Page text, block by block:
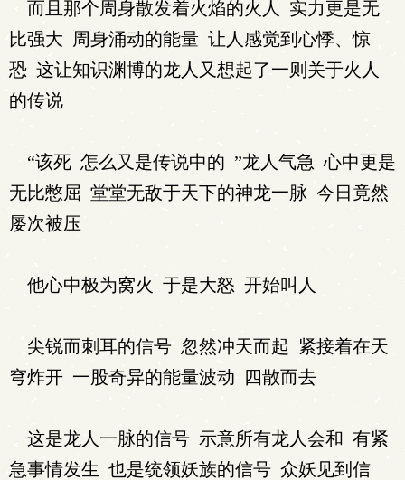
而且那个周身散发着火焰的火人 实力更是无
比强大 周身涌动的能量 让人感觉到心悸、惊
恐 这让知识渊博的龙人又想起了一则关于火人
的传说
“该死 怎么又是传说中的 ”龙人气急 心中更是
无比憋屈 堂堂无敌于天下的神龙一脉 今日竟然
屡次被压
他心中极为窝火 于是大怒 开始叫人
尖锐而刺耳的信号 忽然冲天而起 紧接着在天
穹炸开 一股奇异的能量波动 四散而去
这是龙人一脉的信号 示意所有龙人会和 有紧
急事情发生 也是统领妖族的信号 众妖见到信